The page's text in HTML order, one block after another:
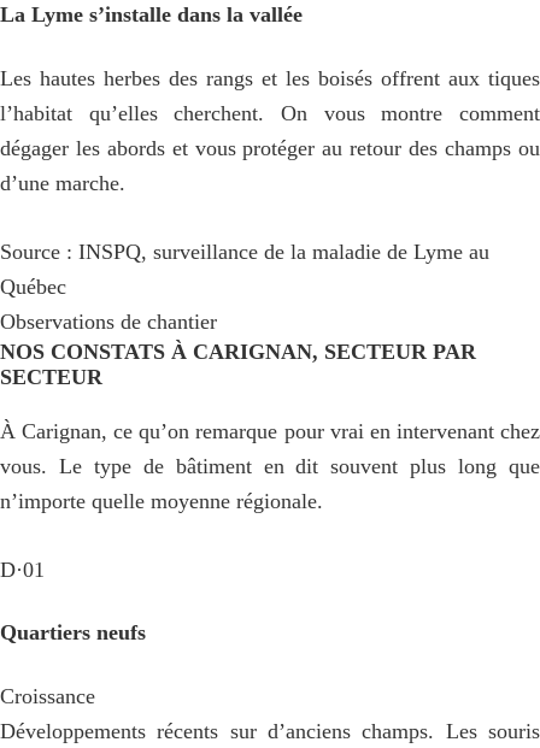
La Lyme s’installe dans la vallée
Les hautes herbes des rangs et les boisés offrent aux tiques
l’habitat qu’elles cherchent. On vous montre comment
dégager les abords et vous protéger au retour des champs ou
d’une marche.
Source : INSPQ, surveillance de la maladie de Lyme au
Québec
Observations de chantier
NOS CONSTATS À CARIGNAN, SECTEUR PAR
SECTEUR
À Carignan, ce qu’on remarque pour vrai en intervenant chez
vous. Le type de bâtiment en dit souvent plus long que
n’importe quelle moyenne régionale.
D·01
Quartiers neufs
Croissance
Développements récents sur d’anciens champs. Les souris